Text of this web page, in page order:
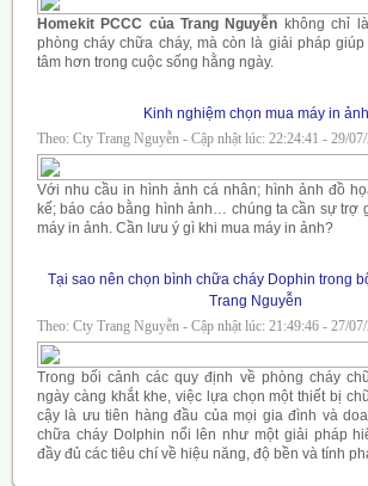
Homekit PCCC của Trang Nguyễn không chỉ
phòng cháy chữa cháy, mà còn là giải pháp
tâm hơn trong cuộc sống hằng ngày.
Kinh nghiệm chọn mua máy in ảnh
Theo: Cty Trang Nguyễn - Cập nhật lúc: 22:24:41 - 29/
Với nhu cầu in hình ảnh cá nhân; hình ảnh đồ
kế; báo cáo bằng hình ảnh… chúng ta cần sự trợ
máy in ảnh. Cần lưu ý gì khi mua máy in ảnh?
Tại sao nên chọn bình chữa cháy Dophin trong
Trang Nguyễn
Theo: Cty Trang Nguyễn - Cập nhật lúc: 21:49:46 - 27/
Trong bối cảnh các quy định về phòng cháy
ngày càng khắt khe, việc lựa chọn một thiết bị
cậy là ưu tiên hàng đầu của mọi gia đình và
chữa cháy Dolphin nổi lên như một giải pháp
đầy đủ các tiêu chí về hiệu năng, độ bền và tính